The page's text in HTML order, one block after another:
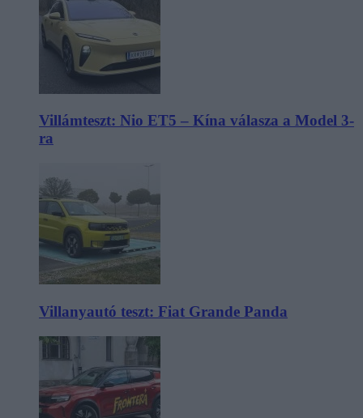
Villámteszt: Nio ET5 – Kína válasza a Model 3-
ra
Villanyautó teszt: Fiat Grande Panda